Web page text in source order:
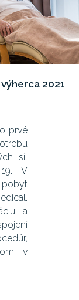
prvé
síl
V
pobyt
a
v
výherca 2021